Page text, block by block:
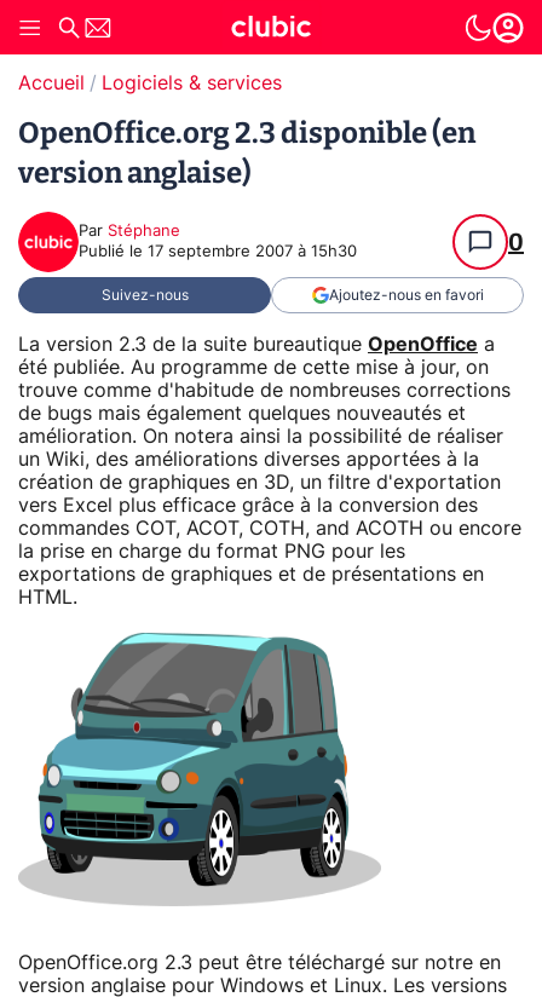
Accueil Logiciels & services
OpenOffice.org 2.3 disponible (en
version anglaise)
Par Stéphane
Publié le 17 septembre 2007 à 15h30 0
Suivez-nous Ajoutez-nous en favori
La version 2.3 de la suite bureautique OpenOffice a
été publiée. Au programme de cette mise à jour, on
trouve comme d'habitude de nombreuses corrections
de bugs mais également quelques nouveautés et
amélioration. On notera ainsi la possibilité de réaliser
un Wiki, des améliorations diverses apportées à la
création de graphiques en 3D, un filtre d'exportation
vers Excel plus efficace grâce à la conversion des
commandes COT, ACOT, COTH, and ACOTH ou encore
la prise en charge du format PNG pour les
exportations de graphiques et de présentations en
HTML.
OpenOffice.org 2.3 peut être téléchargé sur notre en
version anglaise pour Windows et Linux. Les versions